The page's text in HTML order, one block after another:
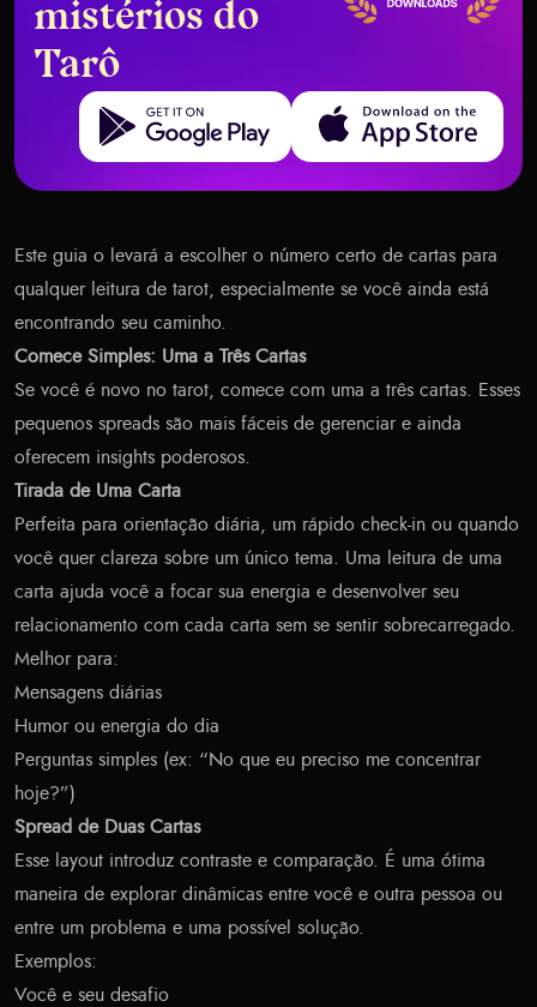
mistérios do
Tarô
Get it on Google Play Download on the App Store
Este guia o levará a escolher o número certo de cartas para
qualquer leitura de tarot, especialmente se você ainda está
encontrando seu caminho.
Comece Simples: Uma a Três Cartas
Se você é novo no tarot, comece com uma a três cartas. Esses
pequenos spreads são mais fáceis de gerenciar e ainda
oferecem insights poderosos.
Tirada de Uma Carta
Perfeita para orientação diária, um rápido check-in ou quando
você quer clareza sobre um único tema. Uma leitura de uma
carta ajuda você a focar sua energia e desenvolver seu
relacionamento com cada carta sem se sentir sobrecarregado.
Melhor para:
Mensagens diárias
Humor ou energia do dia
Perguntas simples (ex: “No que eu preciso me concentrar
hoje?”)
Spread de Duas Cartas
Esse layout introduz contraste e comparação. É uma ótima
maneira de explorar dinâmicas entre você e outra pessoa ou
entre um problema e uma possível solução.
Exemplos:
Você e seu desafio